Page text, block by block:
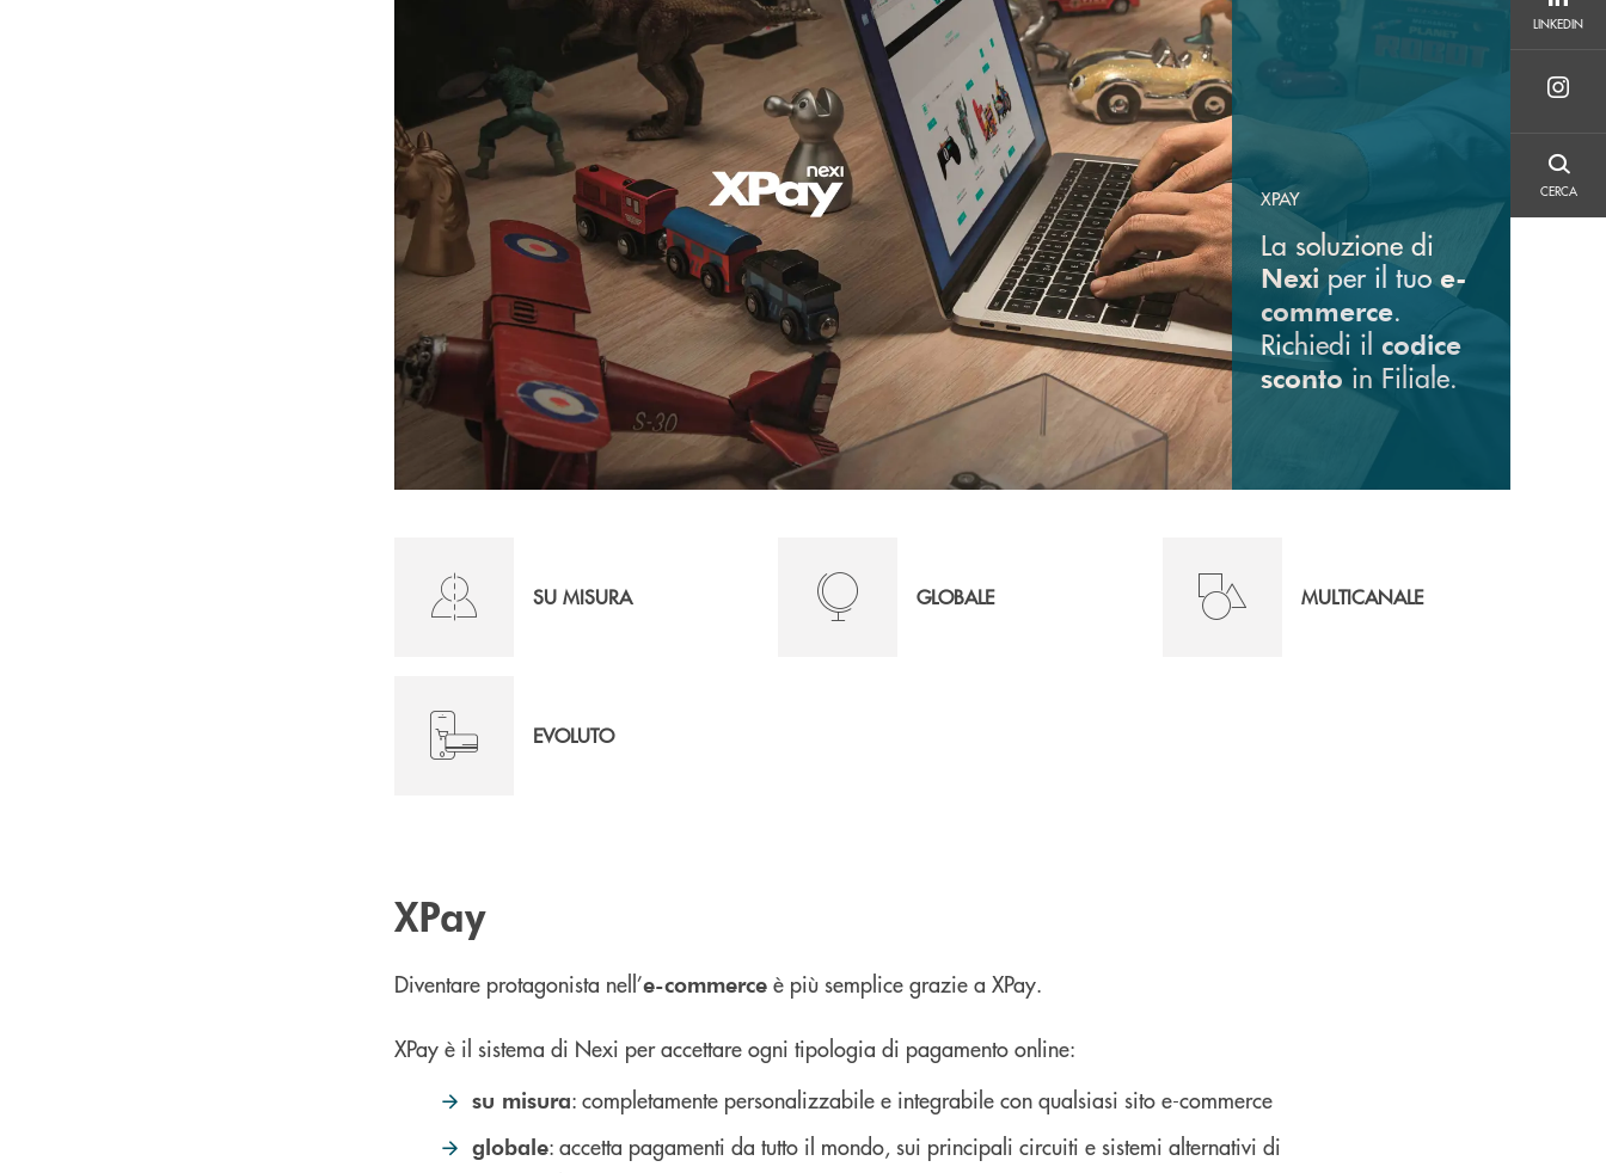
LINKEDIN
CERCA
XPAY
La soluzione di
Nexi per il tuoe-
commerce.
Richiedi il codice
sconto in Filiale.
SU MISURA GLOBALE MULTICANALE
EVOLUTO
XPay
Diventare protagonista nell’e-commerce è più semplice grazie a XPay.
XPay è il sistema di Nexi per accettare ogni tipologia di pagamento online:
su misura: completamente personalizzabile e integrabile con qualsiasi sito e-commerce
globale: accetta pagamenti da tutto il mondo, sui principali circuiti e sistemi alternativi di